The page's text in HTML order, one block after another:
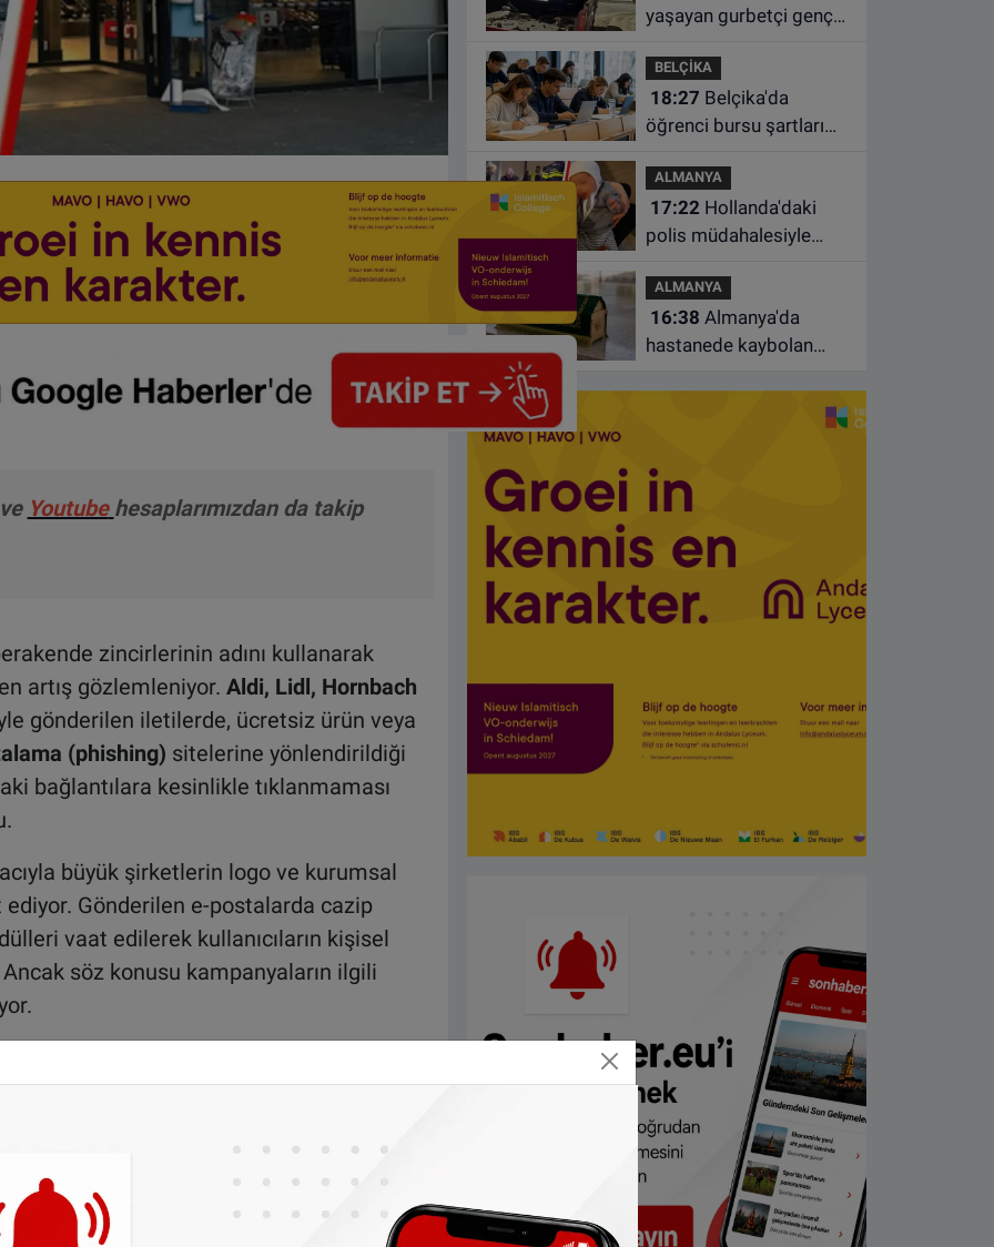
ve Youtube hesaplarımızdan da takip
zincirlerinin adını kullanarak
artış gözlemleniyor. Aldi, Lidl, Hornbach
gönderilen iletilerde, ücretsiz ürün veya
(phishing) sitelerine yönlendirildiği
bağlantılara kesinlikle tıklanmaması
büyük şirketlerin logo ve kurumsal
Gönderilen e-postalarda cazip
vaat edilerek kullanıcıların kişisel
söz konusu kampanyaların ilgili
karşılığında değerli bir ödül
kısa bir anket doldurulması istenirken,
yeterli olduğu belirtiliyor.
şunlar yer alıyor:
yaşayan gurbetçi genç
kazada hayatını kaybetti
BELÇİKA
18:27
öğrenci bursu şartları
ders almayan burs
alamayacak
ALMANYA
17:22
polis müdahalesiyle
çiftin bebeği aileden
alındı
ALMANYA
16:38
hastanede kaybolan